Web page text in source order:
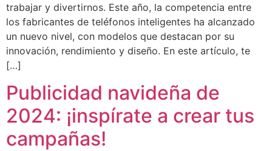
trabajar y divertirnos. Este año, la competencia entre
los fabricantes de teléfonos inteligentes ha alcanzado
un nuevo nivel, con modelos que destacan por su
innovación, rendimiento y diseño. En este artículo, te
[…]
Publicidad navideña de
2024: ¡inspírate a crear tus
campañas!